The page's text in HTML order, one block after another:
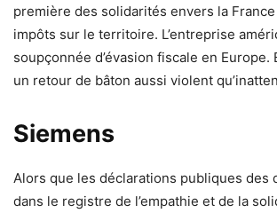
première des solidarités envers la
impôts sur le territoire. L’entreprise
soupçonnée d’évasion fiscale en Europe.
un retour de bâton aussi violent
Siemens
Alors que les déclarations publiques des
dans le registre de l’empathie et de la